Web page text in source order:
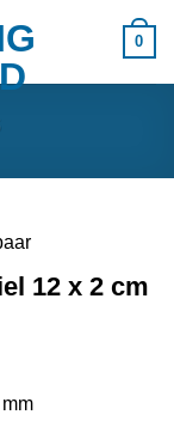
0
12 x 2 cm